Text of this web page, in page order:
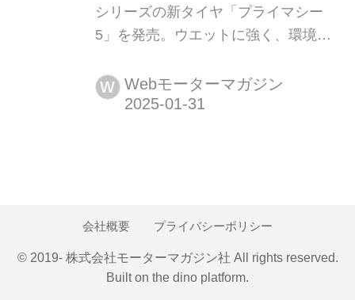
シリーズの新タイヤ「プライマシー
5」を発売。ウエットに強く、環境に
ンタイヤはプレミアムコンフォートタ
イヤの新製品「プライマシー
W Webモーターマガジン
会社概要 プライバシーポリシー
© 2019- 株式会社モーターマガジン社 All rights reserved.
Built on the dino platform.